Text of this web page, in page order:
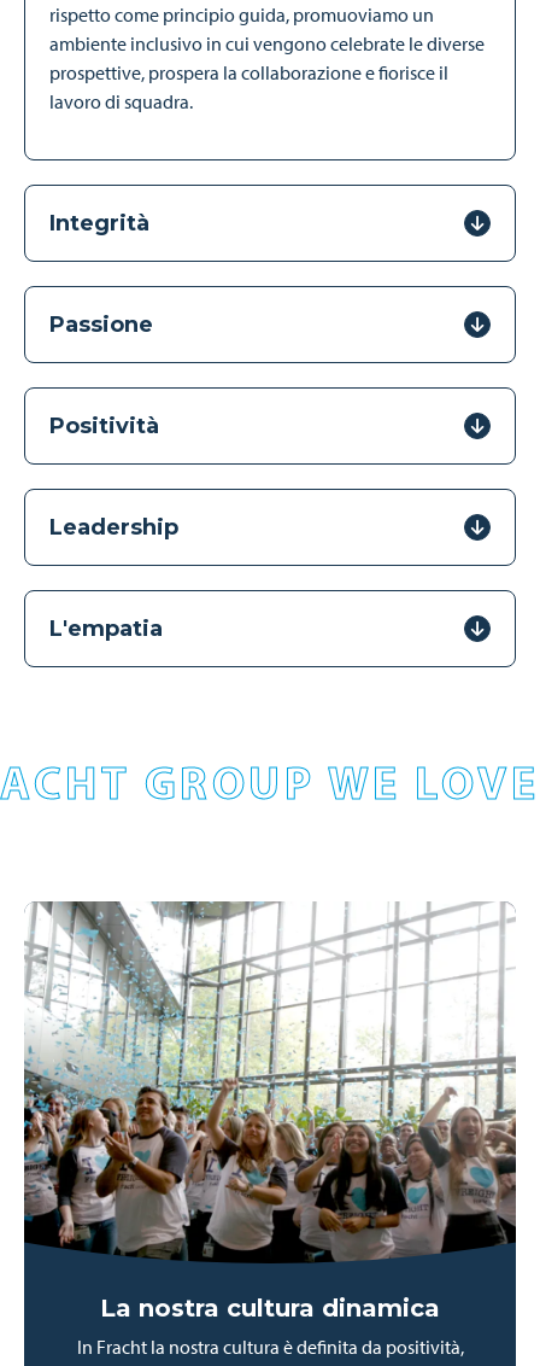
rispetto come principio guida, promuoviamo un
ambiente inclusivo in cui vengono celebrate le diverse
prospettive, prospera la collaborazione e fiorisce il
lavoro di squadra.
Integrità
Passione
Positività
Leadership
L'empatia
GROUP WE
La nostra cultura dinamica
In Fracht la nostra cultura è definita da positività,